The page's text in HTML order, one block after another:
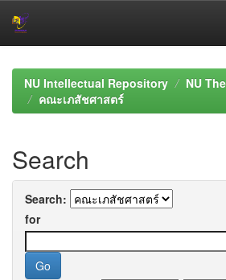
navigationNU Intellectual Repository
NU
คณะเภสัชศาสตร์
Search
Search:
for